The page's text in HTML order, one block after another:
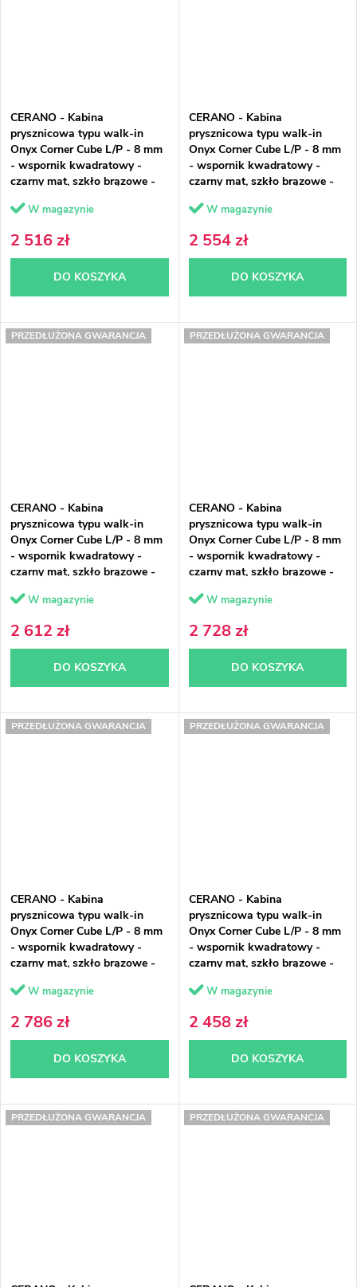
CERANO - Kabina
prysznicowa typu walk-in
Onyx Corner Cube L/P - 8 mm
- wspornik kwadratowy -
czarny mat, szkło brązowe -
W magazynie
2 516 zł
DO KOSZYKA
CERANO - Kabina
prysznicowa typu walk-in
Onyx Corner Cube L/P - 8 mm
- wspornik kwadratowy -
czarny mat, szkło brązowe -
W magazynie
2 554 zł
DO KOSZYKA
PRZEDŁUŻONA GWARANCJA
CERANO - Kabina
prysznicowa typu walk-in
Onyx Corner Cube L/P - 8 mm
- wspornik kwadratowy -
czarny mat, szkło brązowe -
W magazynie
2 612 zł
DO KOSZYKA
PRZEDŁUŻONA GWARANCJA
CERANO - Kabina
prysznicowa typu walk-in
Onyx Corner Cube L/P - 8 mm
- wspornik kwadratowy -
czarny mat, szkło brązowe -
W magazynie
2 728 zł
DO KOSZYKA
PRZEDŁUŻONA GWARANCJA
CERANO - Kabina
prysznicowa typu walk-in
Onyx Corner Cube L/P - 8 mm
- wspornik kwadratowy -
czarny mat, szkło brązowe -
W magazynie
2 786 zł
DO KOSZYKA
PRZEDŁUŻONA GWARANCJA
CERANO - Kabina
prysznicowa typu walk-in
Onyx Corner Cube L/P - 8 mm
- wspornik kwadratowy -
czarny mat, szkło brązowe -
W magazynie
2 458 zł
DO KOSZYKA
PRZEDŁUŻONA GWARANCJA PRZEDŁUŻONA GWARANCJA